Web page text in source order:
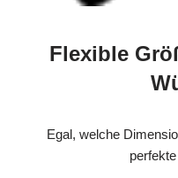
Flexible
Egal, welche